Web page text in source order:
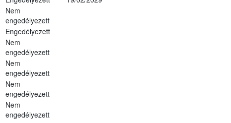
Nem
engedélyezett
Engedélyezett
Nem
engedélyezett
Nem
engedélyezett
Nem
engedélyezett
Nem
engedélyezett